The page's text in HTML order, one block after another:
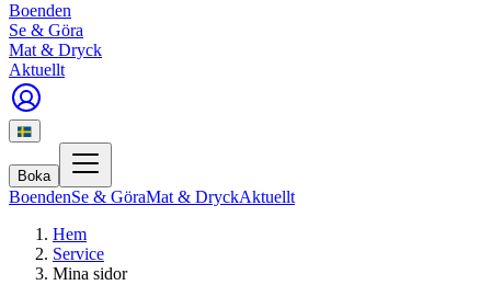
Boenden
Se & Göra
Mat & Dryck
Aktuellt
Boka
BoendenSe & GöraMat & DryckAktuellt
Hem
Service
Mina sidor